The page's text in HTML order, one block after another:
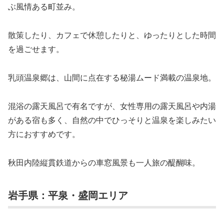
ぶ風情ある町並み。
散策したり、カフェで休憩したりと、ゆったりとした時間
を過ごせます。
乳頭温泉郷は、山間に点在する秘湯ムード満載の温泉地。
混浴の露天風呂で有名ですが、女性専用の露天風呂や内湯
がある宿も多く、自然の中でひっそりと温泉を楽しみたい
方におすすめです。
秋田内陸縦貫鉄道からの車窓風景も一人旅の醍醐味。
岩手県：平泉・盛岡エリア